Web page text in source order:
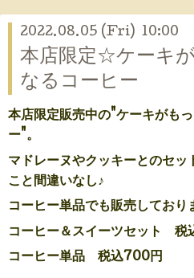
2022.08.05 (Fri) 10:00
本店限定☆ケーキ
なるコーヒー
本店限定販売中の"ケーキがも
ー"。
マドレーヌやクッキーとのセッ
こと間違いなし♪
コーヒー単品でも販売しており
コーヒー＆スイーツセット 税
コーヒー単品 税込700円